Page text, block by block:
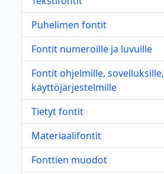
Puhelimen fontit
Fontit numeroille ja luvuille
Fontit ohjelmille, sovelluksille,
käyttöjärjestelmille
Tietyt fontit
Materiaalifontit
Fonttien muodot